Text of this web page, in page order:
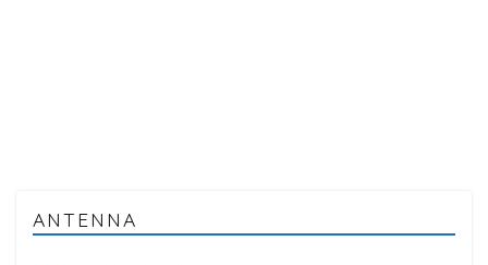
ANTENNA